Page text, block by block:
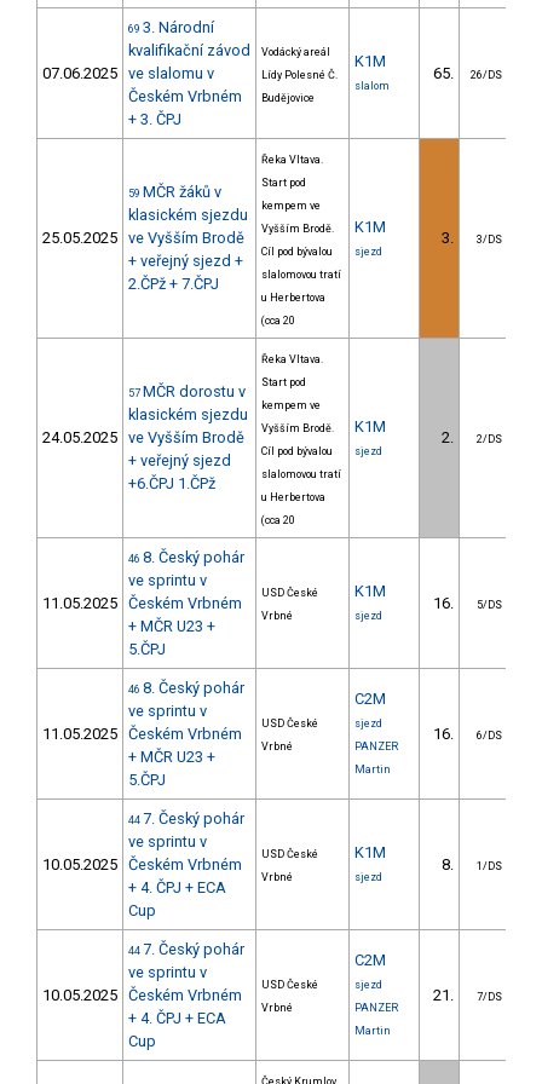
07.06.2025
69 3. Národní
kvalifikační závod
ve slalomu v
Českém Vrbném
+ 3. ČPJ
Vodácký areál
Lídy Polesné Č.
Budějovice
K1M
slalom
65. 26/DS
25.05.2025
59 MČR žáků v
klasickém sjezdu
ve Vyšším Brodě
+ veřejný sjezd +
2.ČPž + 7.ČPJ
Řeka Vltava.
Start pod
kempem ve
Vyšším Brodě.
Cíl pod bývalou
slalomovou tratí
u Herbertova
(cca 20
K1M
sjezd
3. 3/DS
24.05.2025
57 MČR dorostu v
klasickém sjezdu
ve Vyšším Brodě
+ veřejný sjezd
+6.ČPJ 1.ČPž
Řeka Vltava.
Start pod
kempem ve
Vyšším Brodě.
Cíl pod bývalou
slalomovou tratí
u Herbertova
(cca 20
K1M
sjezd
2. 2/DS
11.05.2025
46 8. Český pohár
ve sprintu v
Českém Vrbném
+ MČR U23 +
5.ČPJ
USD České
Vrbné
K1M
sjezd
16. 5/DS
11.05.2025
46 8. Český pohár
ve sprintu v
Českém Vrbném
+ MČR U23 +
5.ČPJ
USD České
Vrbné
C2M
sjezd
PANZER
Martin
16. 6/DS
10.05.2025
44 7. Český pohár
ve sprintu v
Českém Vrbném
+ 4. ČPJ + ECA
Cup
USD České
Vrbné
K1M
sjezd
8. 1/DS
10.05.2025
44 7. Český pohár
ve sprintu v
Českém Vrbném
+ 4. ČPJ + ECA
Cup
USD České
Vrbné
C2M
sjezd
PANZER
Martin
21. 7/DS